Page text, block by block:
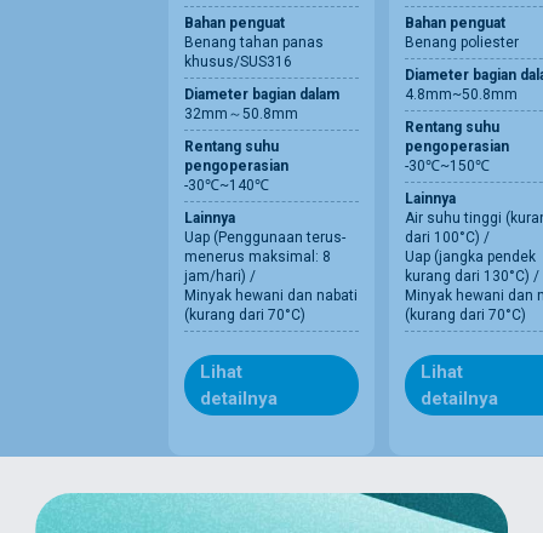
Bahan penguat
Benang tahan panas
khusus/SUS316
Diameter bagian dalam
32mm～50.8mm
Rentang suhu
pengoperasian
-30℃~140℃
Lainnya
Uap (Penggunaan terus-
menerus maksimal: 8
jam/hari) /
Minyak hewani dan nabati
(kurang dari 70°C)
Lihat
detailnya
Bahan penguat
Benang poliester
Diameter bagian
4.8mm~50.8mm
Rentang suhu
pengoperasian
-30℃~150℃
Lainnya
Air suhu tinggi
dari 100°C) /
Uap (jangka pendek
kurang dari 130°C) /
Minyak hewani dan
(kurang dari 70°C)
Lihat
detailnya